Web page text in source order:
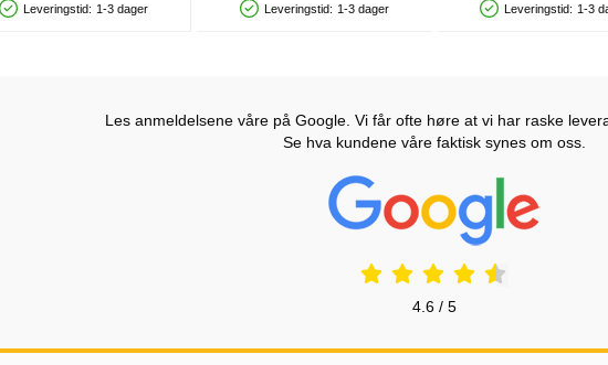
Produkttilgjengelighet: På lager
Leveringstid: 1-3 dager
Produkttilgjengelighet: På lager
Leveringstid: 1-3 dager
Produkttilgjengelighet:
Leveringstid: 1-3
Les anmeldelsene våre på Google. Vi får ofte høre at vi har raske
Se hva kundene våre faktisk synes om oss.
Prisjakt Vurdering: 4.6
4.6 / 5